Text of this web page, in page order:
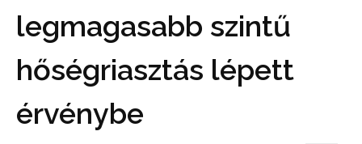
legmagasabb szintű
hőségriasztás lépett
érvénybe